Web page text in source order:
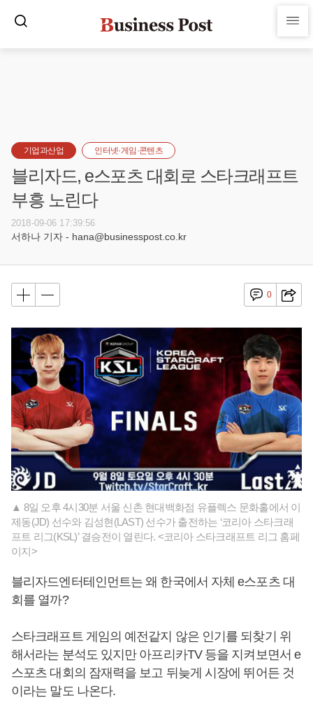
기업과산업 인터넷·게임·콘텐츠
블리자드, e스포츠 대회로 스타크래프트
부흥 노린다
2018-09-06 17:39:56
서하나 기자 - hana@businesspost.co.kr
0
▲ 8일 오후 4시30분 서울 신촌 현대백화점 유플렉스 문화홀에서 이
제동(JD) 선수와 김성현(LAST) 선수가 출전하는 ‘코리아 스타크래
프트 리그(KSL)’ 결승전이 열린다. <코리아 스타크래프트 리그 홈페
이지>
블리자드엔터테인먼트는 왜 한국에서 자체 e스포츠 대
회를 열까?
스타크래프트 게임의 예전같지 않은 인기를 되찾기 위
해서라는 분석도 있지만 아프리카TV 등을 지켜보면서 e
스포츠 대회의 잠재력을 보고 뒤늦게 시장에 뛰어든 것
이라는 말도 나온다.